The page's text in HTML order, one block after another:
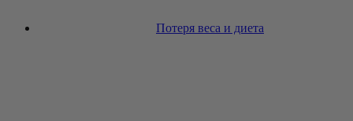
Потеря веса и диета